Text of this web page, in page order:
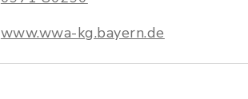
www.wwa-kg.bayern.de